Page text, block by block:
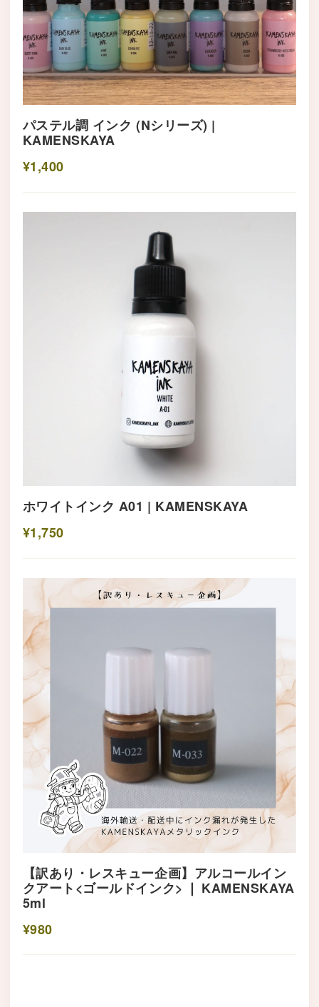
パステル調 インク (Nシリーズ) |
KAMENSKAYA
¥1,400
ホワイトインク A01 | KAMENSKAYA
¥1,750
【訳あり・レスキュー企画】アルコールイン
クアート<ゴールドインク> ❘ KAMENSKAYA
5ml
¥980